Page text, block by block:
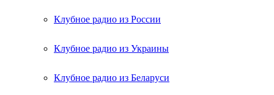
Клубное радио из России
Клубное радио из Украины
Клубное радио из Беларуси